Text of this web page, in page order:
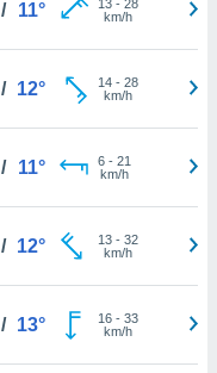
/ 11° 13- 28
km/h
/ 12° 14- 28
km/h
/ 11° 6- 21
km/h
/ 12° 13- 32
km/h
/ 13° 16- 33
km/h